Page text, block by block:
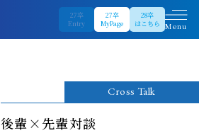
27卒
Entry
27卒
MyPage
28卒
はこちら
Menu
Cross Talk
後輩×先輩対談